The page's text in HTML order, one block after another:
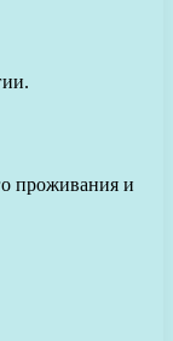
проживания и